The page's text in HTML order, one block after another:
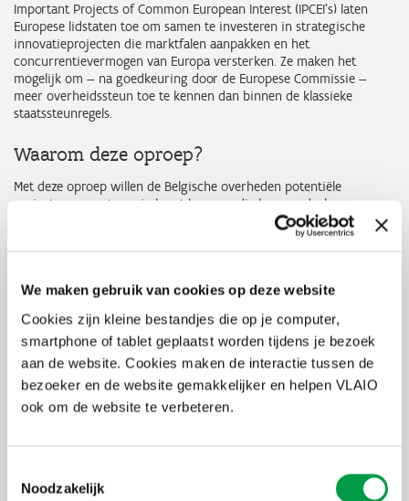
We maken gebruik van cookies op deze website
Cookies zijn kleine bestandjes die op je computer,
smartphone of tablet geplaatst worden tijdens je bezoek
aan de website. Cookies maken de interactie tussen de
bezoeker en de website gemakkelijker en helpen VLAIO
ook om de website te verbeteren.
Noodzakelijk
Important Projects of Common European Interest (IPCEI’s) laten
Europese lidstaten toe om samen te investeren in strategische
innovatieprojecten die marktfalen aanpakken en het
concurrentievermogen van Europa versterken. Ze maken het
mogelijk om — na goedkeuring door de Europese Commissie —
meer overheidssteun toe te kennen dan binnen de klassieke
staatssteunregels.
Waarom deze oproep?
Met deze oproep willen de Belgische overheden potentiële
projecten en partners in kaart brengen die kunnen deelnemen aan
een toekomstig IPCEI rond innovatieve nucleaire technologieën.
Belangrijk: deze fase dient enkel om interesse en projectideeën te
Doelstellingen van IPCEI NUC
IPCEI NUC wil de Europese positie in nucleaire technologie
versterken en bijdragen aan belangrijke maatschappelijke
uitdagingen:
klimaatneutraliteit via koolstofarme energieproductie
energiezekerheid en strategische autonomie